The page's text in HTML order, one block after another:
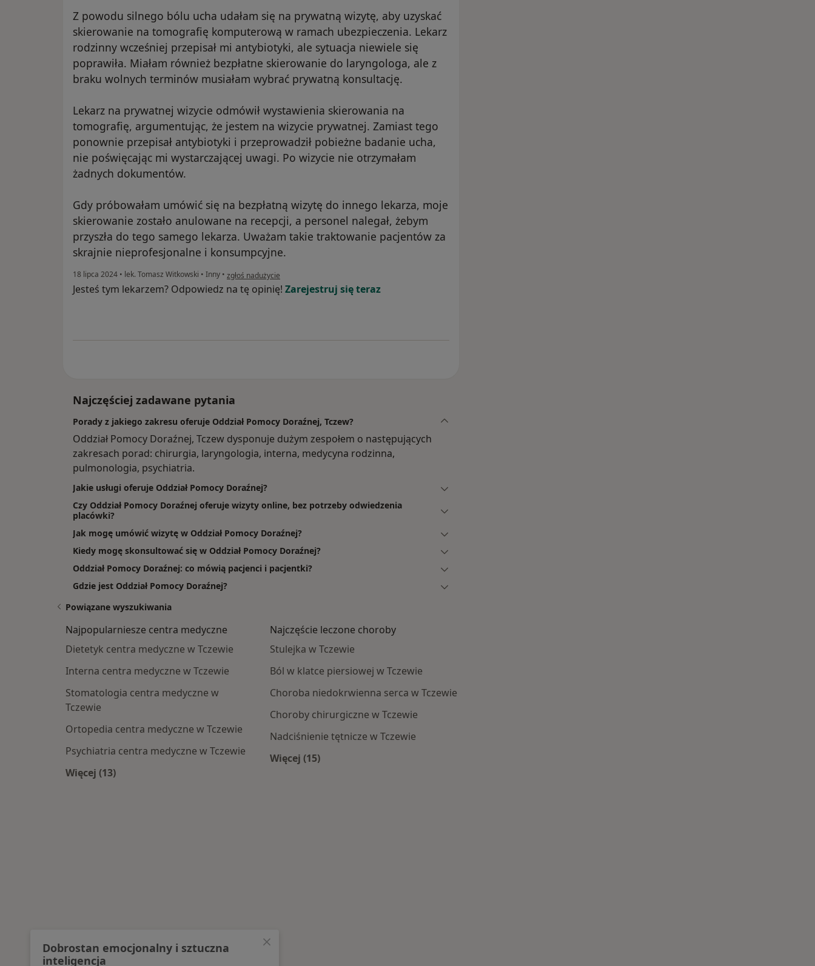
Z powodu silnego bólu ucha udałam się na prywatną wizytę, aby uzyskać
skierowanie na tomografię komputerową w ramach ubezpieczenia. Lekarz
rodzinny wcześniej przepisał mi antybiotyki, ale sytuacja niewiele się
poprawiła. Miałam również bezpłatne skierowanie do laryngologa, ale z
braku wolnych terminów musiałam wybrać prywatną konsultację.
Lekarz na prywatnej wizycie odmówił wystawienia skierowania na
tomografię, argumentując, że jestem na wizycie prywatnej. Zamiast tego
ponownie przepisał antybiotyki i przeprowadził pobieżne badanie ucha,
nie poświęcając mi wystarczającej uwagi. Po wizycie nie otrzymałam
żadnych dokumentów.
Gdy próbowałam umówić się na bezpłatną wizytę do innego lekarza, moje
skierowanie zostało anulowane na recepcji, a personel nalegał, żebym
przyszła do tego samego lekarza. Uważam takie traktowanie pacjentów za
skrajnie nieprofesjonalne i konsumpcyjne.
18 lipca 2024 • lek. Tomasz Witkowski • Inny • w opinii użytkownika EA
zgłoś nadużycie
Jesteś tym lekarzem? Odpowiedz na tę opinię! Zarejestruj się teraz
Najczęściej zadawane pytania
Porady z jakiego zakresu oferuje Oddział Pomocy Doraźnej, Tczew?
Oddział Pomocy Doraźnej, Tczew dysponuje dużym zespołem o następujących
zakresach porad: chirurgia, laryngologia, interna, medycyna rodzinna,
pulmonologia, psychiatria.
Jakie usługi oferuje Oddział Pomocy Doraźnej?
Czy Oddział Pomocy Doraźnej oferuje wizyty online, bez potrzeby odwiedzenia
placówki?
Jak mogę umówić wizytę w Oddział Pomocy Doraźnej?
Kiedy mogę skonsultować się w Oddział Pomocy Doraźnej?
Oddział Pomocy Doraźnej: co mówią pacjenci i pacjentki?
Gdzie jest Oddział Pomocy Doraźnej?
Powiązane wyszukiwania
Najpopularniesze centra medyczne
Dietetyk centra medyczne w Tczewie
Interna centra medyczne w Tczewie
Stomatologia centra medyczne w
Tczewie
Ortopedia centra medyczne w Tczewie
Psychiatria centra medyczne w Tczewie
Więcej (13)
Najczęście leczone choroby
Stulejka w Tczewie
Ból w klatce piersiowej w Tczewie
Choroba niedokrwienna serca w Tczewie
Choroby chirurgiczne w Tczewie
Nadciśnienie tętnicze w Tczewie
Więcej (15)
Dobrostan emocjonalny i sztuczna
inteligencja